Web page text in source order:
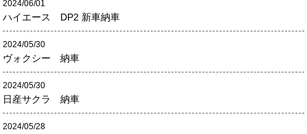
2024/06/01
ハイエース DP2 新車納車
2024/05/30
ヴォクシー 納車
2024/05/30
日産サクラ 納車
2024/05/28